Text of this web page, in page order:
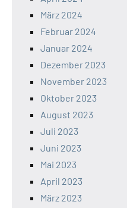
März 2024
Februar 2024
Januar 2024
Dezember 2023
November 2023
Oktober 2023
August 2023
Juli 2023
Juni 2023
Mai 2023
April 2023
März 2023